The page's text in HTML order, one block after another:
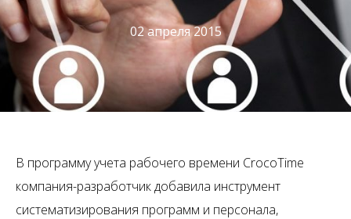
02 апреля 2015
В программу учета рабочего времени CrocoTime
компания-разработчик добавила инструмент
систематизирования программ и персонала,